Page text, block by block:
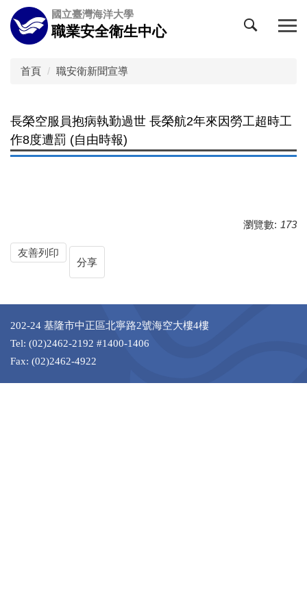
跳
到
主
國立臺灣海洋大學
職業安全衛生中心
首頁 職安衛新聞宣導
長榮空服員抱病執勤過世 長榮航2年來因勞工超時工
作8度遭罰 (自由時報)
瀏覽數: 173
友善列印
分享
202-24 基隆市中正區北寧路2號海空大樓4樓
Tel: (02)2462-2192 #1400-1406
Fax: (02)2462-4922